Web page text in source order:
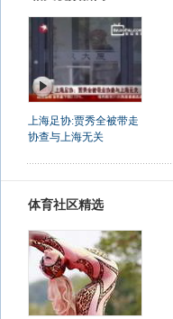
上海足协:贾秀全被带走
协查与上海无关
体育社区精选